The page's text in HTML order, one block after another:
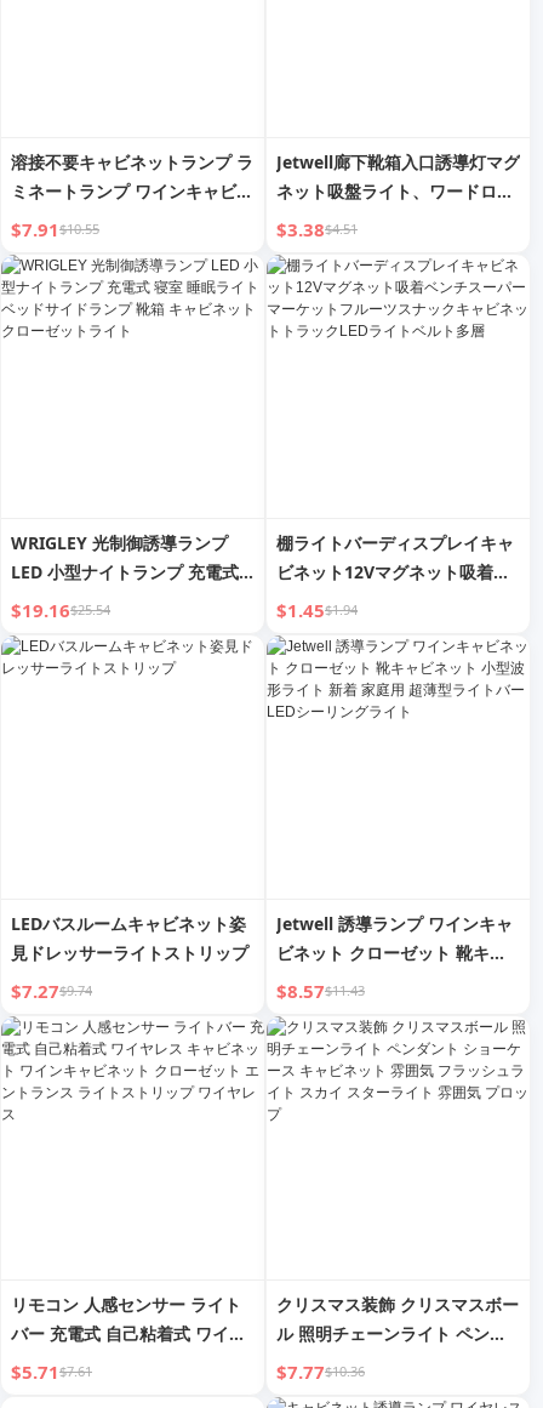
溶接不要キャビネットランプ ラ
ミネートランプ ワインキャビネ
ット 靴キャビネット サイドボ
ードキャビネット ディスプレイ
キャビネット ワードローブ ラ
イトベルト 埋め込みリニアライ
トバー
$7.91$10.55
Jetwell廊下靴箱入口誘導灯マグ
ネット吸盤ライト、ワードロー
ブ＆キャビネットヒルライトキ
ャビネット充電スポットライト
$3.38$4.51
WRIGLEY 光制御誘導ランプ
LED 小型ナイトランプ 充電式
寝室 睡眠ライト ベッドサイド
ランプ 靴箱 キャビネット クロ
ーゼットライト
$19.16$25.54
棚ライトバーディスプレイキャ
ビネット12Vマグネット吸着ベ
ンチスーパーマーケットフルー
ツスナックキャビネットトラッ
クLEDライトベルト多層
$1.45$1.94
LEDバスルームキャビネット姿
見ドレッサーライトストリップ
$7.27$9.74
Jetwell 誘導ランプ ワインキャ
ビネット クローゼット 靴キャ
ビネット 小型波形ライト 新着
家庭用 超薄型ライトバー LED
シーリングライト
$8.57$11.43
リモコン 人感センサー ライト
バー 充電式 自己粘着式 ワイヤ
レス キャビネット ワインキャ
$5.71$7.61
クリスマス装飾 クリスマスボー
ル 照明チェーンライト ペンダ
ント ショーケース キャビネッ
ト 雰囲気 フラッシュライト ス
$7.77$10.36